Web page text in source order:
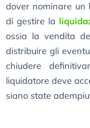
dover nominare un
di gestire la
ossia la vendita
distribuire gli
chiudere
liquidatore deve
siano state